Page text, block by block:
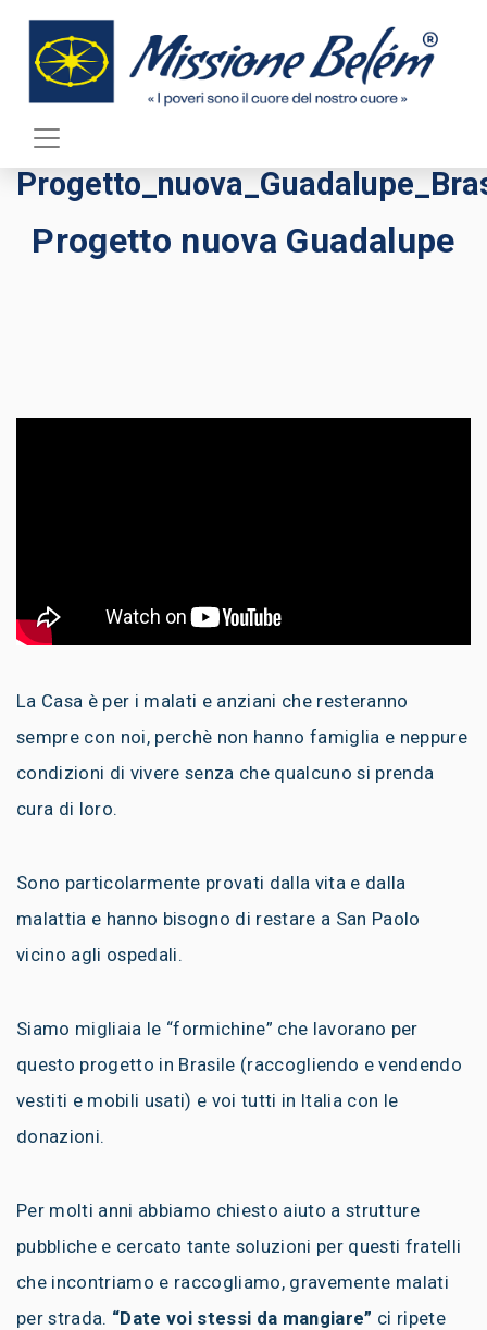
Missione Belem
Progetto nuova Guadalupe
La Casa è per i malati e anziani che resteranno
sempre con noi, perchè non hanno famiglia e neppure
condizioni di vivere senza che qualcuno si prenda
cura di loro.
Sono particolarmente provati dalla vita e dalla
malattia e hanno bisogno di restare a San Paolo
vicino agli ospedali.
Siamo migliaia le “formichine” che lavorano per
questo progetto in Brasile (raccogliendo e vendendo
vestiti e mobili usati) e voi tutti in Italia con le
donazioni.
Per molti anni abbiamo chiesto aiuto a strutture
pubbliche e cercato tante soluzioni per questi fratelli
che incontriamo e raccogliamo, gravemente malati
per strada. “Date voi stessi da mangiare” ci ripete